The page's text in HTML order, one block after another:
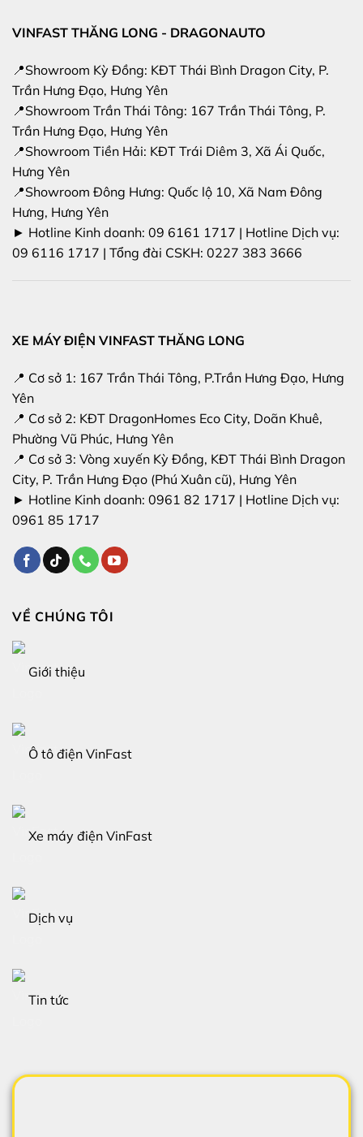
VINFAST THĂNG LONG - DRAGONAUTO
📍Showroom Kỳ Đồng: KĐT Thái Bình Dragon City, P.
Trần Hưng Đạo, Hưng Yên
📍Showroom Trần Thái Tông: 167 Trần Thái Tông, P.
Trần Hưng Đạo, Hưng Yên
📍Showroom Tiền Hải: KĐT Trái Diêm 3, Xã Ái Quốc,
Hưng Yên
📍Showroom Đông Hưng: Quốc lộ 10, Xã Nam Đông
Hưng, Hưng Yên
► Hotline Kinh doanh: 09 6161 1717 | Hotline Dịch vụ:
09 6116 1717 | Tổng đài CSKH: 0227 383 3666
XE MÁY ĐIỆN VINFAST THĂNG LONG
📍 Cơ sở 1: 167 Trần Thái Tông, P.Trần Hưng Đạo, Hưng
Yên
📍 Cơ sở 2: KĐT DragonHomes Eco City, Doãn Khuê,
Phường Vũ Phúc, Hưng Yên
📍 Cơ sở 3: Vòng xuyến Kỳ Đồng, KĐT Thái Bình Dragon
City, P. Trần Hưng Đạo (Phú Xuân cũ), Hưng Yên
► Hotline Kinh doanh: 0961 82 1717 | Hotline Dịch vụ:
0961 85 1717
VỀ CHÚNG TÔI
Giới thiệu
Ô tô điện VinFast
Xe máy điện VinFast
Dịch vụ
Tin tức